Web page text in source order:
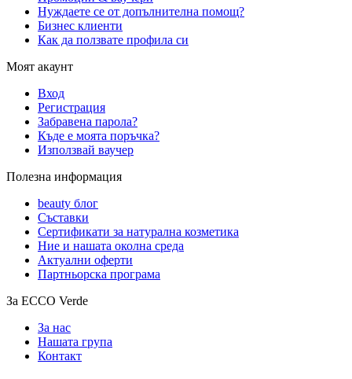
Нуждаете се от допълнителна помощ?
Бизнес клиенти
Как да ползвате профила си
Моят акаунт
Вход
Регистрация
Забравена парола?
Къде е моята поръчка?
Използвай ваучер
Полезна информация
beauty блог
Съставки
Сертификати за натурална козметика
Ние и нашата околна среда
Актуални оферти
Партньорска програма
За ECCO Verde
За нас
Нашата група
Контакт